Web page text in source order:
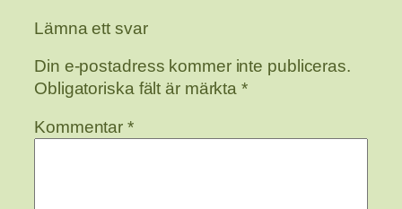
Lämna ett svar
Din e-postadress kommer inte publiceras.
Obligatoriska fält är märkta*
Kommentar*